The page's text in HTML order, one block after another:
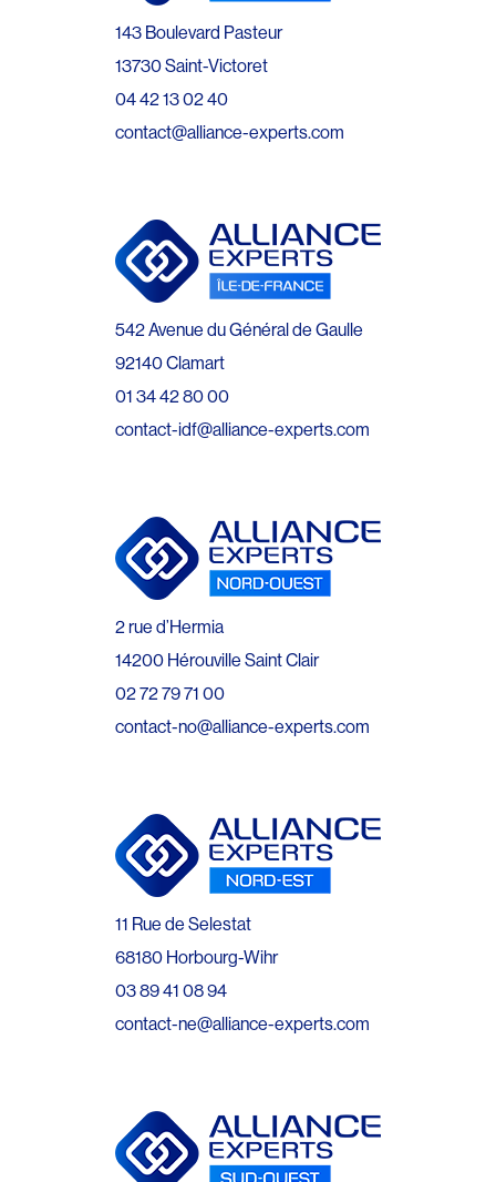
143 Boulevard Pasteur
13730 Saint-Victoret
04 42 13 02 40
contact@alliance-experts.com
542 Avenue du Général de Gaulle
92140 Clamart
01 34 42 80 00
contact-idf@alliance-experts.com
2 rue d’Hermia
14200 Hérouville Saint Clair
02 72 79 71 00
contact-no@alliance-experts.com
11 Rue de Selestat
68180 Horbourg-Wihr
03 89 41 08 94
contact-ne@alliance-experts.com